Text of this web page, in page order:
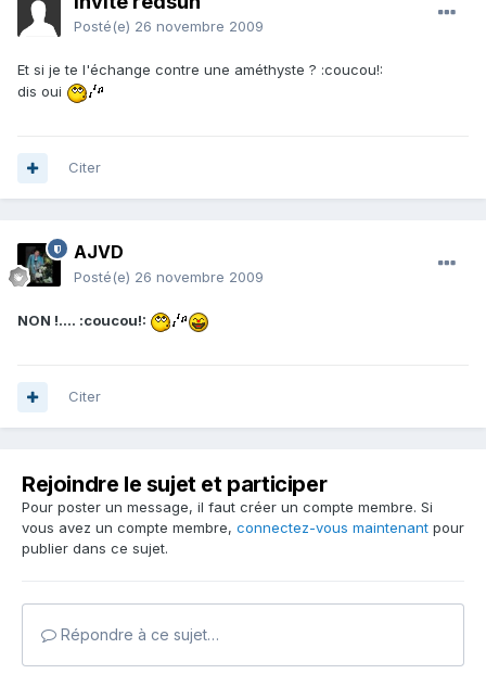
Posté(e) 26 novembre 2009
Et si je te l'échange contre une améthyste ? :coucou!:
dis oui
Citer
AJVD
Posté(e) 26 novembre 2009
NON !.... :coucou!:
Citer
Rejoindre le sujet et participer
Pour poster un message, il faut créer un compte membre. Si
vous avez un compte membre, connectez-vous maintenant pour
publier dans ce sujet.
Répondre à ce sujet…